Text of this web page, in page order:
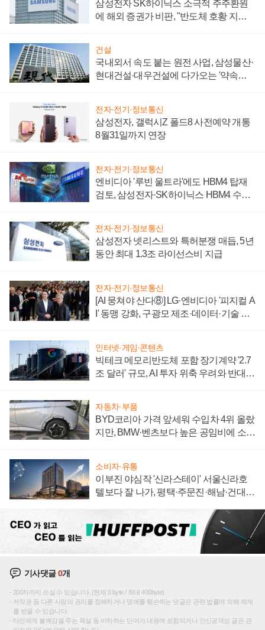
삼성전자 SK하이닉스 소극적 주주환원
에 해외 증권가 비판, "반도체 호황 지속
건설
국내외서 속도 붙는 원전 사업, 삼성물산·
현대건설·대우건설에 다가오는 '약속의
전자·전기·정보통신
삼성전자, 갤럭시Z 폴드8 사전예약 개통
8월31일까지 연장
전자·전기·정보통신
엔비디아 '루빈 울트라'에도 HBM4 탑재
검토, 삼성전자·SK하이닉스 HBM4 수율
전자·전기·정보통신
삼성전자 넷리스트와 특허분쟁 매듭, 5년
동안 최대 1.3조 라이선스비 지급
전자·전기·정보통신
[AI 뭉쳐야 산다⑧] LG·엔비디아 '피지컬 A
I' 동맹 강화, 구광모 제조·데이터·기술 결
인터넷·게임·콘텐츠
빅테크 메모리반도체 포함 장기계약 '2.7
조 달러' 규모, AI 투자 위축 우려와 반대
자동차·부품
BYD코리아 가격 앞세워 수입차 4위 올랐
지만, BMW·벤츠보다 높은 공임비에 소비
소비자·유통
이부진 야심작 '신라스테이' 서울신라호
텔보다 잘 나가, 평택·주문진·해남·건대로
기사댓글0개
200자까지 쓰실 수 있습니다. (현재 0 byte / 최대 400byte)
저작권 등 다른 사람의 권리를 침해하거나 명예를 훼손하는 댓글은 관련 법률에 의해 제재
를 받을 수 있습니다.
타인에게 불쾌감을 주는 욕설 등 비하하는 단어가 내용에 포함되거나 인신공격성 글은 관